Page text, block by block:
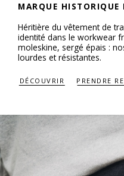
MARQUE HISTORIQUE
Héritière du vêtement de
identité dans le workwear
moleskine, sergé épais :
lourdes et résistantes.
DÉCOUVRIR PRENDRE